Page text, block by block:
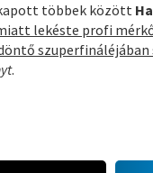
többek között
lekéste profi
.